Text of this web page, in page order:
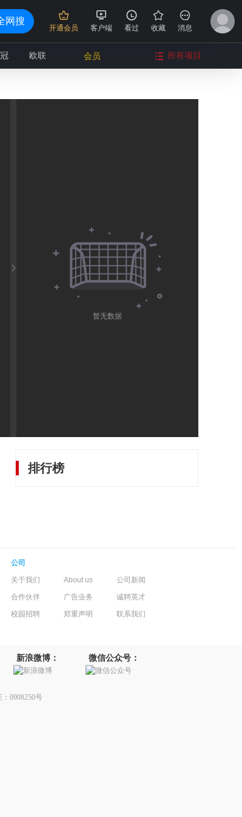
网搜
开通会员 客户端 看过 收藏 消息
欧联 会员 所有项目
暂无数据
排行榜
公司
关于我们
About us
公司新闻
合作伙伴
广告业务
诚聘英才
校园招聘
郑重声明 联系我们
0908250号
新浪微博： 微信公众号：